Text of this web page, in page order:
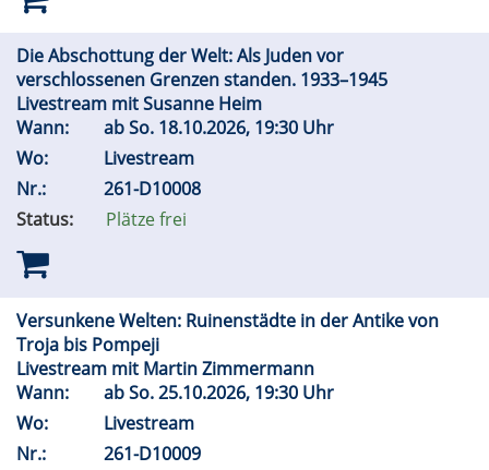
Die Abschottung der Welt: Als Juden vor
verschlossenen Grenzen standen. 1933–1945
Livestream mit Susanne Heim
Wann:
abSo. 18.10.2026, 19:30 Uhr
Wo:
Livestream
Nr.:
261-D10008
Status:
Plätze frei
Versunkene Welten: Ruinenstädte in der Antike von
Troja bis Pompeji
Livestream mit Martin Zimmermann
Wann:
abSo.25.10.2026, 19:30 Uhr
Wo:
Livestream
Nr.:
261-D10009